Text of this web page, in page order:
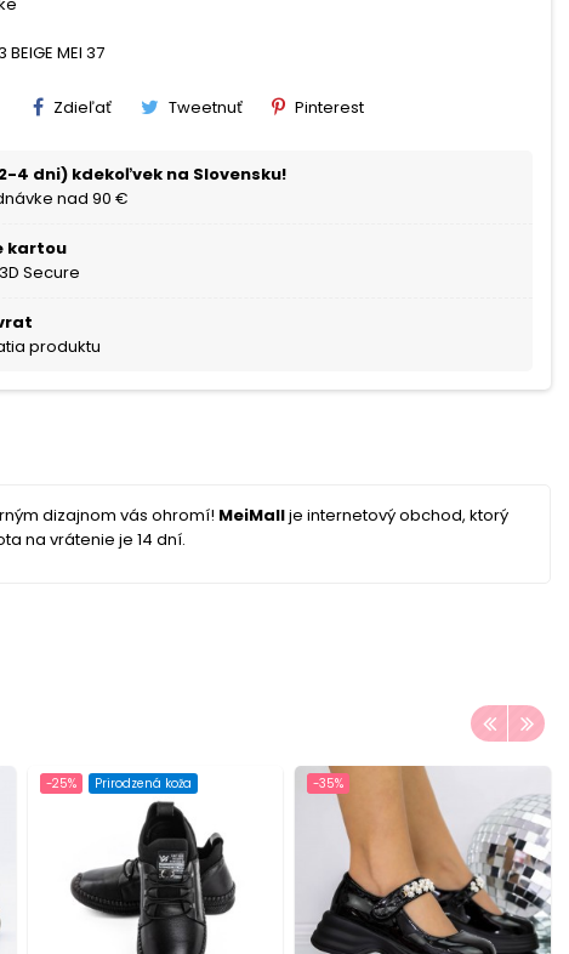
BEIGE MEI 37
Zdieľať Tweetnuť Pinterest
4 dni) kdekoľvek na Slovensku!
nad 90 €
kartou
Secure
produktu
dizajnom vás ohromí! MeiMallje internetový obchod, ktorý
na vrátenie je 14 dní.
-25% Prirodzená koža -35%